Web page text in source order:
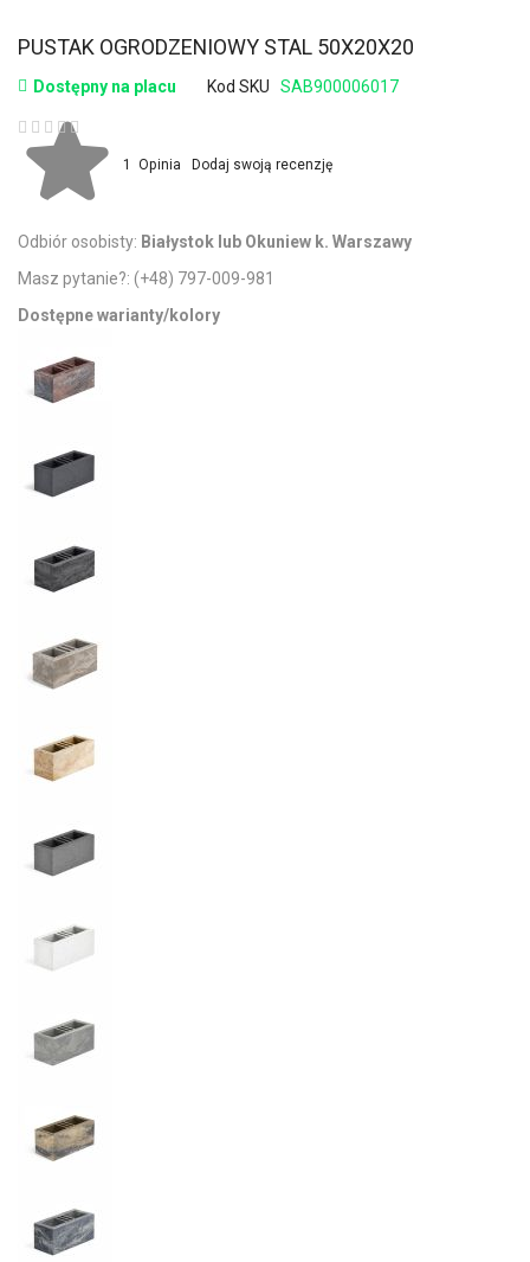
PUSTAK OGRODZENIOWY STAL 50X20X20
Dostępny na placu Kod SKU
SAB900006017
Ocena:
1 Opinia Dodaj swoją recenzję
Odbiór osobisty: Białystok lub Okuniew k. Warszawy
Masz pytanie?: (+48) 797-009-981
Dostępne warianty/kolory